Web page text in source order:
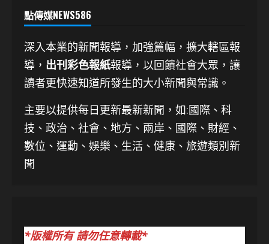
點傳媒NEWS586
深入本業的新聞報導，加強篇幅，擴大轄區報
導， 出刊彩色報紙報導，以回饋社會大眾，讓
讀者更快速知道所發生的大小新聞與常識。
主要以提供每日更新最新新聞 ，如:國際、科
技、 政治、社會、地方、兩岸、國際、財經、
數位、運動、娛樂、生活、健康、旅遊類別新
聞
*版權所有 請勿任意轉載*